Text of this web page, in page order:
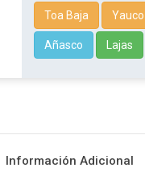
Toa Baja Yauco
Añasco Lajas
Información Adicional